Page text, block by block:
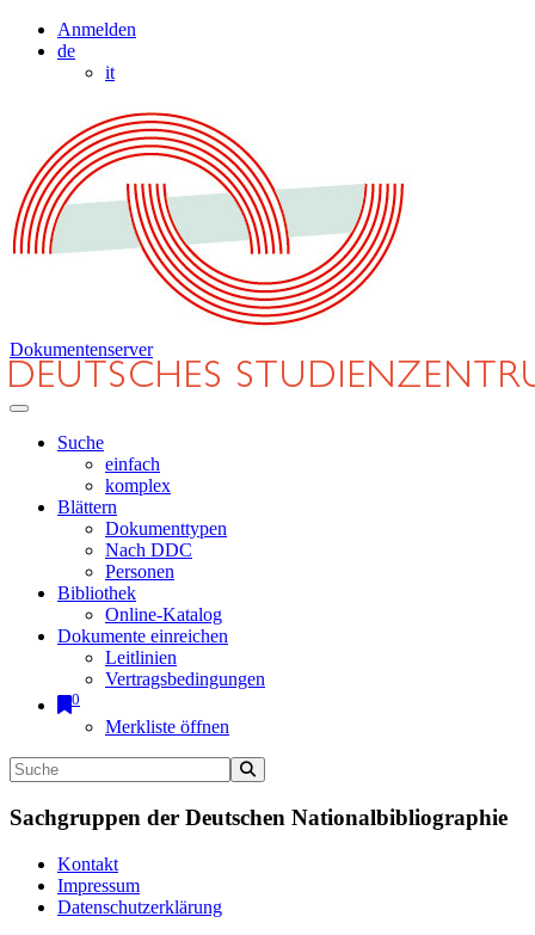
Anmelden
de
it
Dokumentenserver
Suche
einfach
komplex
Blättern
Dokumenttypen
Nach DDC
Personen
Bibliothek
Online-Katalog
Dokumente einreichen
Leitlinien
Vertragsbedingungen
0
Merkliste öffnen
Sachgruppen der Deutschen Nationalbibliographie
Kontakt
Impressum
Datenschutzerklärung